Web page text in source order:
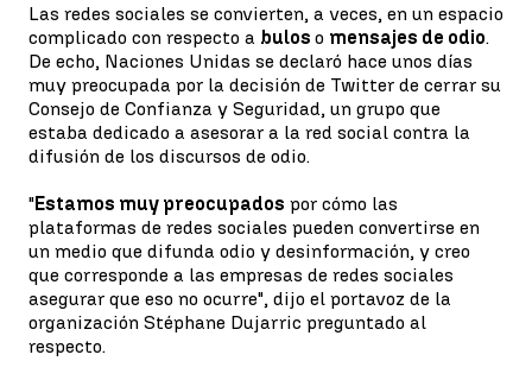
Las redes sociales se convierten, a veces, en un espacio
complicado con respecto a bulos o mensajes de odio.
De echo, Naciones Unidas se declaró hace unos días
muy preocupada por la decisión de Twitter de cerrar su
Consejo de Confianza y Seguridad, un grupo que
estaba dedicado a asesorar a la red social contra la
difusión de los discursos de odio.
"Estamos muy preocupados por cómo las
plataformas de redes sociales pueden convertirse en
un medio que difunda odio y desinformación, y creo
que corresponde a las empresas de redes sociales
asegurar que eso no ocurre", dijo el portavoz de la
organización Stéphane Dujarric preguntado al
respecto.